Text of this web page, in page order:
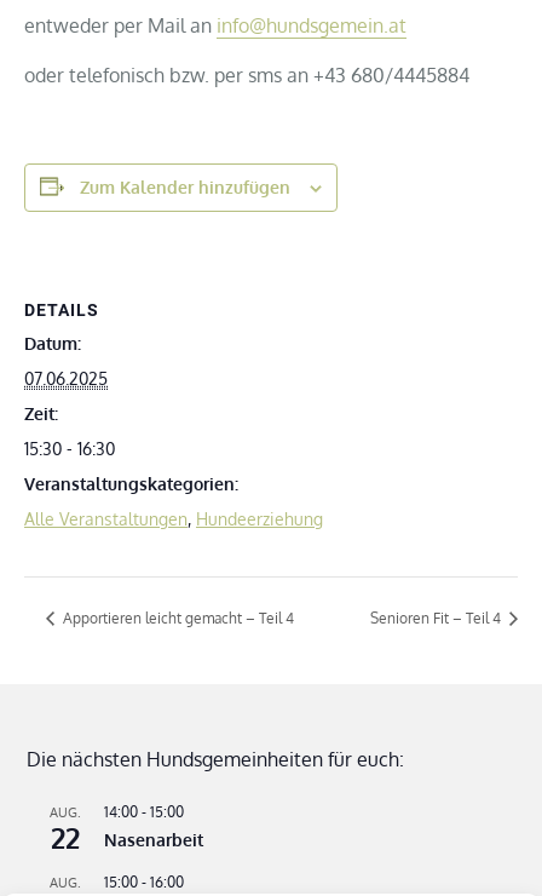
entweder per Mail an info@hundsgemein.at
oder telefonisch bzw. per sms an +43 680/4445884
Zum Kalender hinzufügen
DETAILS
Datum:
07.06.2025
Zeit:
15:30 - 16:30
Veranstaltungskategorien:
Alle Veranstaltungen, Hundeerziehung
Apportieren leicht gemacht – Teil 4 Senioren Fit – Teil 4
Die nächsten Hundsgemeinheiten für euch:
AUG.
22
14:00 -15:00
Nasenarbeit
AUG. 15:00 -16:00